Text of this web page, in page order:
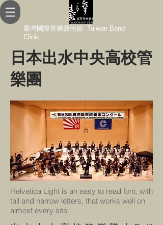
臺灣國際管樂藝術節 Taiwan Band
Clinic
日本出水中央高校管
樂團
Helvetica Light is an easy to read font, with
tall and narrow letters, that works well on
almost every site.